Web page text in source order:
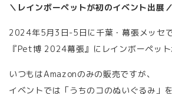
＼レインボーペットが初のイベント出展／
2024年5月3日-5日に千葉・幕張メッセ
『Pet博 2024幕張』にレインボーペット
いつもはAmazonのみの販売ですが、
イベントでは「うちのコのぬいぐるみ」